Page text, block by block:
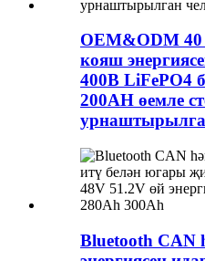
OEM&ODM 40
кояш
400В LiFePO4
200AH өемле
Bluetooth CAN